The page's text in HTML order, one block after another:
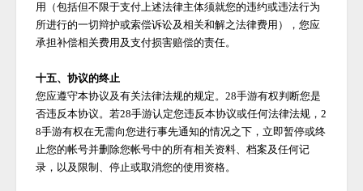
用（包括但不限于支付上述法律主体须就您的违约或违法行为
所进行的一切辩护或索偿诉讼及相关和解之法律费用），您应
承担补偿相关费用及支付损害赔偿的责任。
十五、协议的终止
您应遵守本协议及有关法律法规的规定。28手游有权判断您是
否违反本协议。若28手游认定您违反本协议或任何法律法规，2
8手游有权在无需向您进行事先通知的情况之下，立即暂停或终
止您的帐号并删除您帐号中的所有相关资料、档案及任何记
录，以及限制、停止或取消您的使用资格。